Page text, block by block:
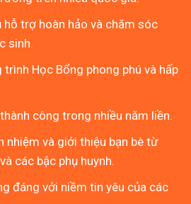
hỗ trợ hoàn hảo và chăm sóc
sinh.
trình Học Bổng phong phú và hấp
công trong nhiều năm liền.
nhiệm và giới thiệu bạn bè từ
các bậc phụ huynh.
đáng với niềm tin yêu của các